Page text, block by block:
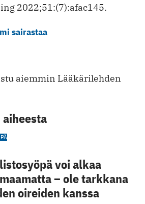
2022;51:(7):afac145.
sairastaa
aiemmin Lääkärilehden
voi alkaa
– ole tarkkana
oireiden kanssa